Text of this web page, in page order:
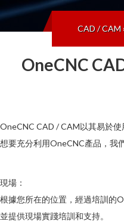
CAD / CAM
OneCNC
OneCNC CAD / CAM以其易於
想要充分利用OneCNC產品，我
現場：
根據您所在的位置，經過培訓的
並提供現場實踐培訓和支持。